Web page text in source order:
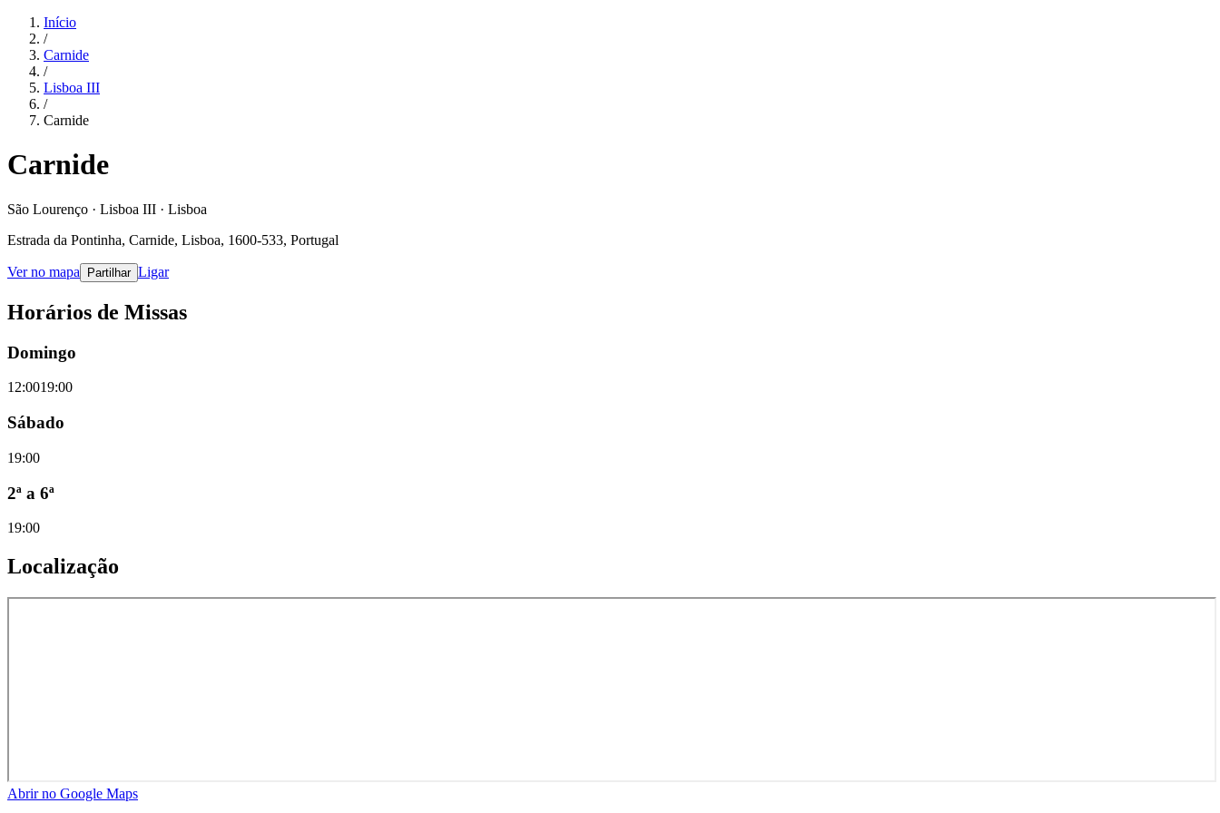
Início
/
Carnide
/
Lisboa III
/
Carnide
Carnide
São Lourenço · Lisboa III · Lisboa
Estrada da Pontinha, Carnide, Lisboa, 1600-533, Portugal
Ver no mapa Partilhar Ligar
Horários de Missas
Domingo
12:0019:00
Sábado
19:00
2ª a 6ª
19:00
Localização
Abrir no Google Maps